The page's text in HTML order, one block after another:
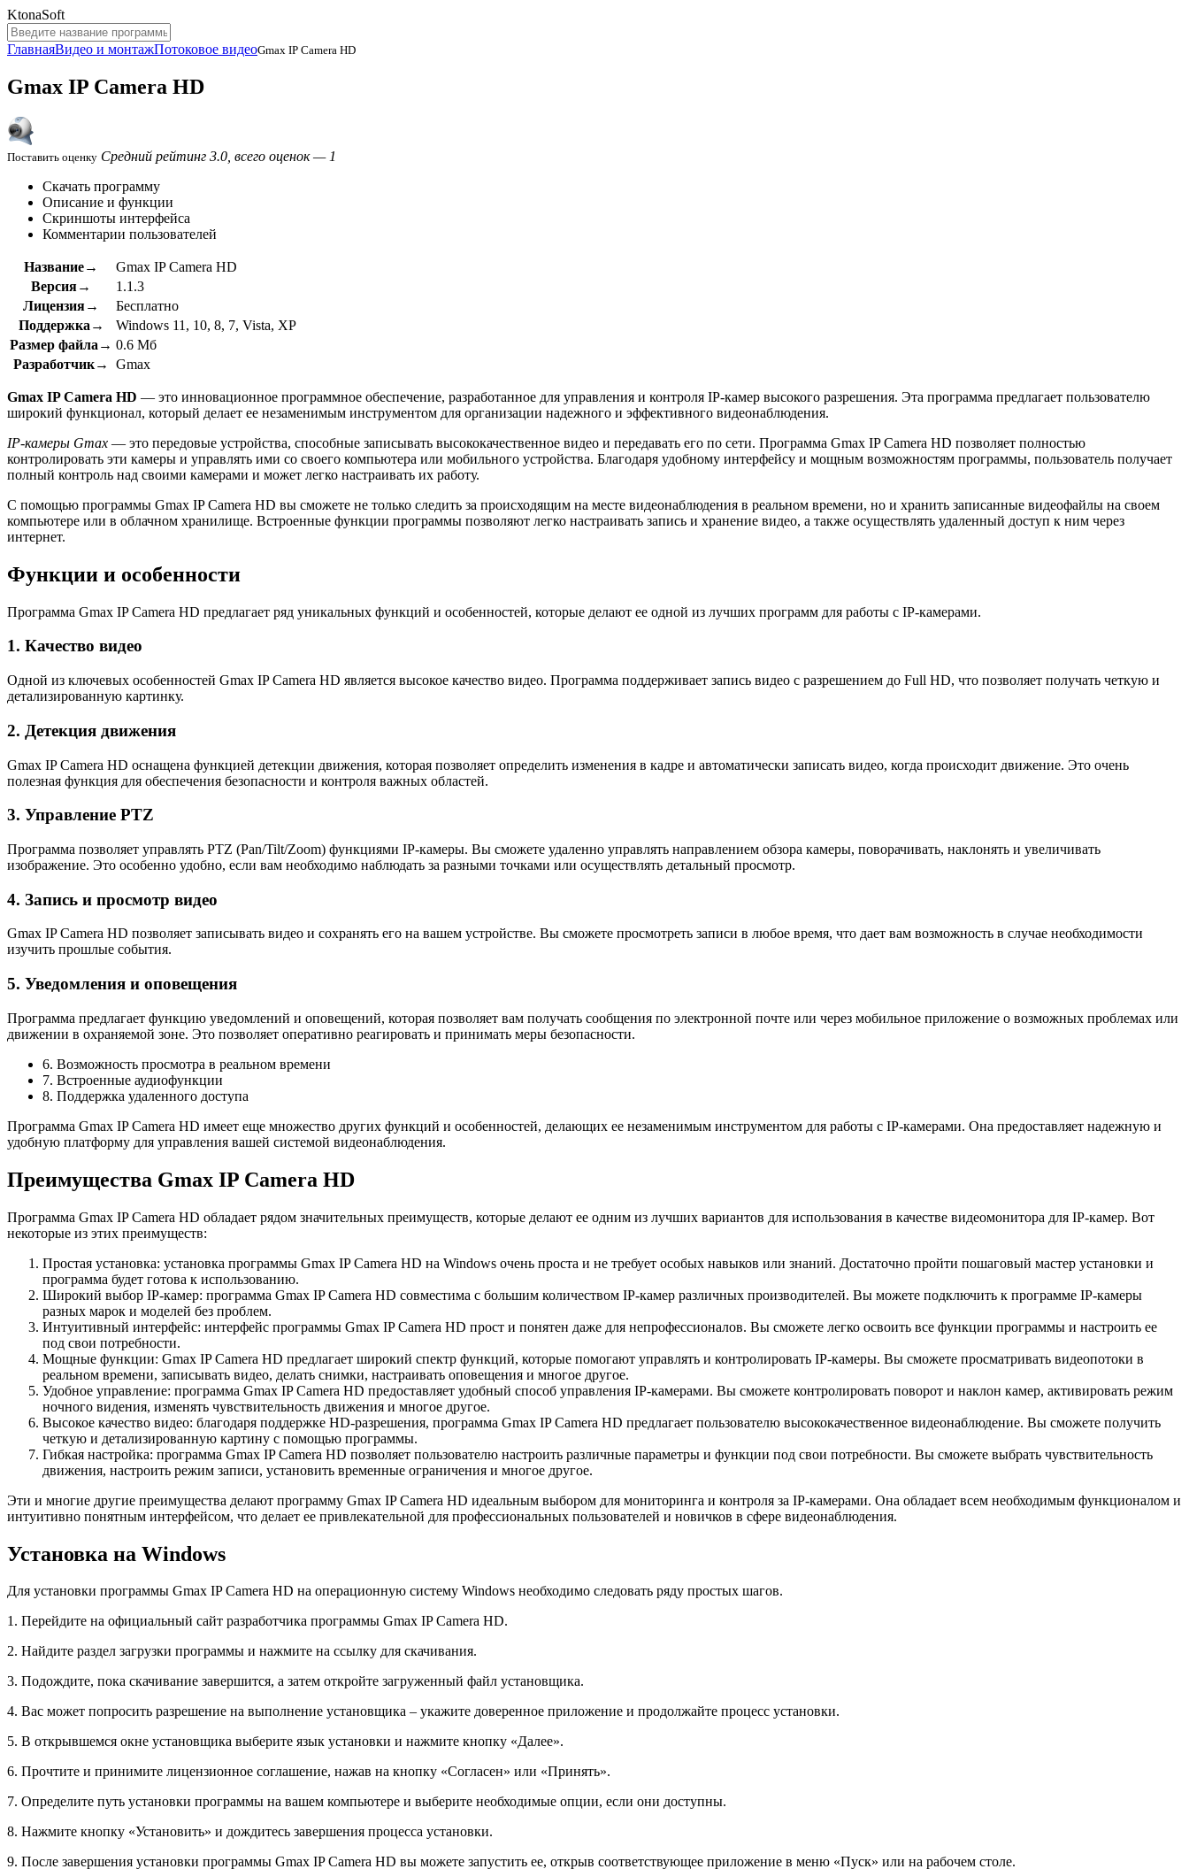
KtonaSoft
ГлавнаяВидео и монтажПотоковое видеоGmax IP Camera HD
Gmax IP Camera HD
Поставить оценку Средний рейтинг 3.0, всего оценок — 1
Скачать программу
Описание и функции
Скриншоты интерфейса
Комментарии пользователей
Название→
Gmax IP Camera HD
Версия→
1.1.3
Лицензия→
Бесплатно
Поддержка→
Windows 11, 10, 8, 7, Vista, XP
Размер файла→ 0.6 Мб
Разработчик→
Gmax
Gmax IP Camera HD — это инновационное программное обеспечение, разработанное для управления и контроля IP-камер высокого разрешения. Эта программа предлагает пользователю
широкий функционал, который делает ее незаменимым инструментом для организации надежного и эффективного видеонаблюдения.
IP-камеры Gmax — это передовые устройства, способные записывать высококачественное видео и передавать его по сети. Программа Gmax IP Camera HD позволяет полностью
контролировать эти камеры и управлять ими со своего компьютера или мобильного устройства. Благодаря удобному интерфейсу и мощным возможностям программы, пользователь получает
полный контроль над своими камерами и может легко настраивать их работу.
С помощью программы Gmax IP Camera HD вы сможете не только следить за происходящим на месте видеонаблюдения в реальном времени, но и хранить записанные видеофайлы на своем
компьютере или в облачном хранилище. Встроенные функции программы позволяют легко настраивать запись и хранение видео, а также осуществлять удаленный доступ к ним через
интернет.
Функции и особенности
Программа Gmax IP Camera HD предлагает ряд уникальных функций и особенностей, которые делают ее одной из лучших программ для работы с IP-камерами.
1. Качество видео
Одной из ключевых особенностей Gmax IP Camera HD является высокое качество видео. Программа поддерживает запись видео с разрешением до Full HD, что позволяет получать четкую и
детализированную картинку.
2. Детекция движения
Gmax IP Camera HD оснащена функцией детекции движения, которая позволяет определить изменения в кадре и автоматически записать видео, когда происходит движение. Это очень
полезная функция для обеспечения безопасности и контроля важных областей.
3. Управление PTZ
Программа позволяет управлять PTZ (Pan/Tilt/Zoom) функциями IP-камеры. Вы сможете удаленно управлять направлением обзора камеры, поворачивать, наклонять и увеличивать
изображение. Это особенно удобно, если вам необходимо наблюдать за разными точками или осуществлять детальный просмотр.
4. Запись и просмотр видео
Gmax IP Camera HD позволяет записывать видео и сохранять его на вашем устройстве. Вы сможете просмотреть записи в любое время, что дает вам возможность в случае необходимости
изучить прошлые события.
5. Уведомления и оповещения
Программа предлагает функцию уведомлений и оповещений, которая позволяет вам получать сообщения по электронной почте или через мобильное приложение о возможных проблемах или
движении в охраняемой зоне. Это позволяет оперативно реагировать и принимать меры безопасности.
6. Возможность просмотра в реальном времени
7. Встроенные аудиофункции
8. Поддержка удаленного доступа
Программа Gmax IP Camera HD имеет еще множество других функций и особенностей, делающих ее незаменимым инструментом для работы с IP-камерами. Она предоставляет надежную и
удобную платформу для управления вашей системой видеонаблюдения.
Преимущества Gmax IP Camera HD
Программа Gmax IP Camera HD обладает рядом значительных преимуществ, которые делают ее одним из лучших вариантов для использования в качестве видеомонитора для IP-камер. Вот
некоторые из этих преимуществ:
Простая установка: установка программы Gmax IP Camera HD на Windows очень проста и не требует особых навыков или знаний. Достаточно пройти пошаговый мастер установки и
программа будет готова к использованию.
Широкий выбор IP-камер: программа Gmax IP Camera HD совместима с большим количеством IP-камер различных производителей. Вы можете подключить к программе IP-камеры
разных марок и моделей без проблем.
Интуитивный интерфейс: интерфейс программы Gmax IP Camera HD прост и понятен даже для непрофессионалов. Вы сможете легко освоить все функции программы и настроить ее
под свои потребности.
Мощные функции: Gmax IP Camera HD предлагает широкий спектр функций, которые помогают управлять и контролировать IP-камеры. Вы сможете просматривать видеопотоки в
реальном времени, записывать видео, делать снимки, настраивать оповещения и многое другое.
Удобное управление: программа Gmax IP Camera HD предоставляет удобный способ управления IP-камерами. Вы сможете контролировать поворот и наклон камер, активировать режим
ночного видения, изменять чувствительность движения и многое другое.
Высокое качество видео: благодаря поддержке HD-разрешения, программа Gmax IP Camera HD предлагает пользователю высококачественное видеонаблюдение. Вы сможете получить
четкую и детализированную картину с помощью программы.
Гибкая настройка: программа Gmax IP Camera HD позволяет пользователю настроить различные параметры и функции под свои потребности. Вы сможете выбрать чувствительность
движения, настроить режим записи, установить временные ограничения и многое другое.
Эти и многие другие преимущества делают программу Gmax IP Camera HD идеальным выбором для мониторинга и контроля за IP-камерами. Она обладает всем необходимым функционалом и
интуитивно понятным интерфейсом, что делает ее привлекательной для профессиональных пользователей и новичков в сфере видеонаблюдения.
Установка на Windows
Для установки программы Gmax IP Camera HD на операционную систему Windows необходимо следовать ряду простых шагов.
1. Перейдите на официальный сайт разработчика программы Gmax IP Camera HD.
2. Найдите раздел загрузки программы и нажмите на ссылку для скачивания.
3. Подождите, пока скачивание завершится, а затем откройте загруженный файл установщика.
4. Вас может попросить разрешение на выполнение установщика – укажите доверенное приложение и продолжайте процесс установки.
5. В открывшемся окне установщика выберите язык установки и нажмите кнопку «Далее».
6. Прочтите и принимите лицензионное соглашение, нажав на кнопку «Согласен» или «Принять».
7. Определите путь установки программы на вашем компьютере и выберите необходимые опции, если они доступны.
8. Нажмите кнопку «Установить» и дождитесь завершения процесса установки.
9. После завершения установки программы Gmax IP Camera HD вы можете запустить ее, открыв соответствующее приложение в меню «Пуск» или на рабочем столе.